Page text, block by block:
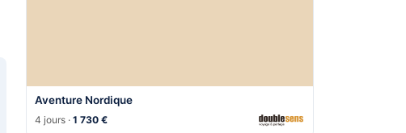
Aventure Nordique
4 jours ·1 730 €